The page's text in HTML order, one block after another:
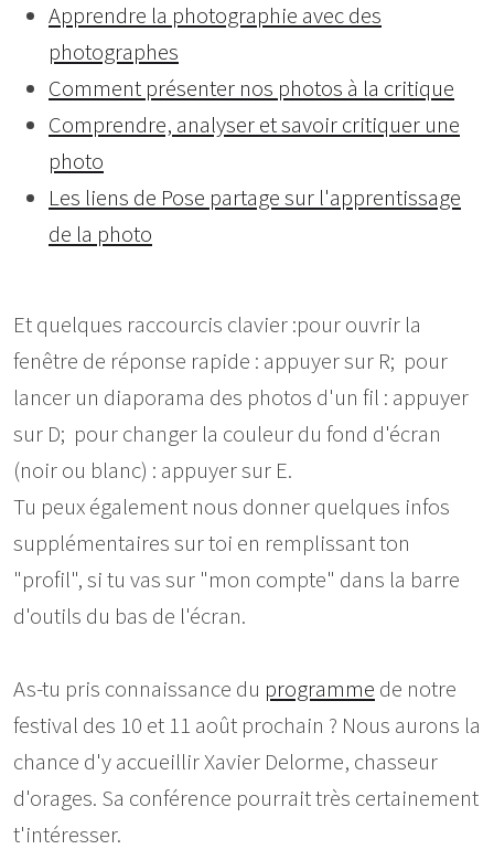
Apprendre la photographie avec des
photographes
Comment présenter nos photos à la critique
Comprendre, analyser et savoir critiquer une
photo
Les liens de Pose partage sur l'apprentissage
de la photo
Et quelques raccourcis clavier :pour ouvrir la
fenêtre de réponse rapide : appuyer sur R; pour
lancer un diaporama des photos d'un fil : appuyer
sur D; pour changer la couleur du fond d'écran
(noir ou blanc) : appuyer sur E.
Tu peux également nous donner quelques infos
supplémentaires sur toi en remplissant ton
"profil", si tu vas sur "mon compte" dans la barre
d'outils du bas de l'écran.
As-tu pris connaissance du programme de notre
festival des 10 et 11 août prochain ? Nous aurons la
chance d'y accueillir Xavier Delorme, chasseur
d'orages. Sa conférence pourrait très certainement
t'intéresser.